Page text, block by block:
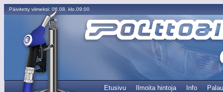
Päivitetty viimeksi: 06.08. klo.09:00
Etusivu Ilmoita hintoja Info